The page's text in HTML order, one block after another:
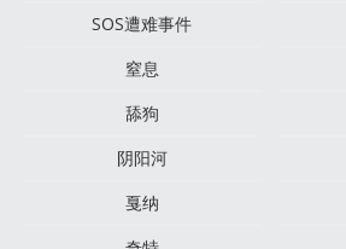
SOS遭难事件
窒息
舔狗
阴阳河
戛纳